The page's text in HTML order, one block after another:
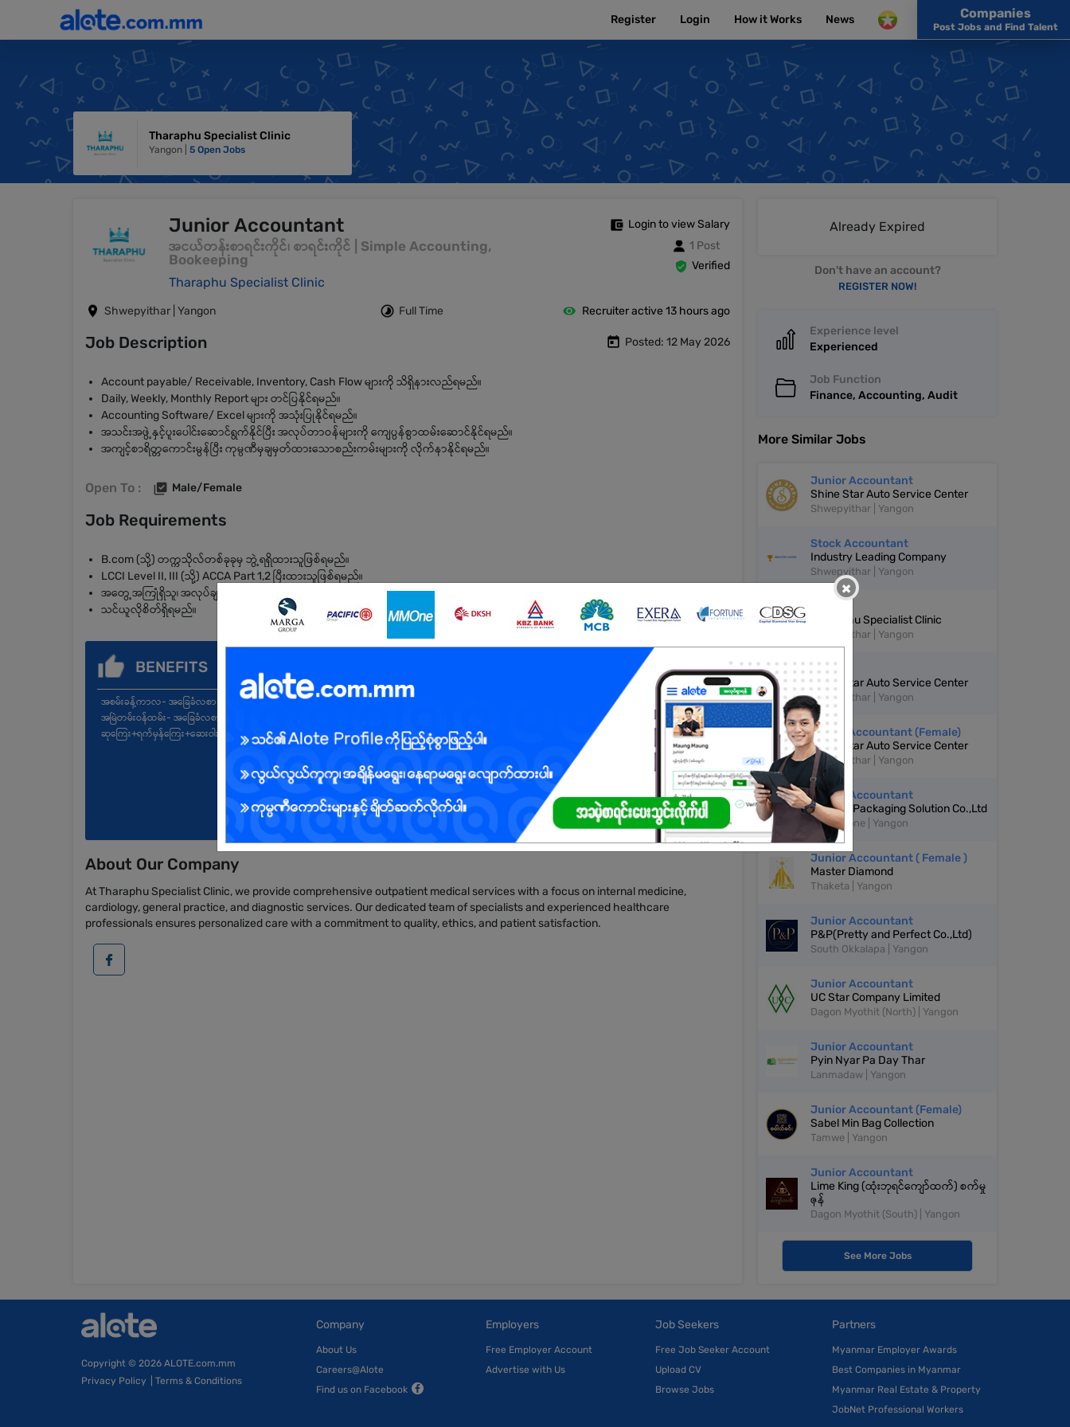
Register Login How it Works News Companies
Post Jobs and Find Talent
Tharaphu Specialist Clinic
Yangon | 5 Open Jobs
Junior Accountant
အငယ်တန်းစာရင်းကိုင်၊ စာရင်းကိုင် | Simple Accounting,
Bookeeping
Tharaphu Specialist Clinic
Login to view Salary
1 Post
Verified
Shwepyithar | Yangon Full Time Recruiter active 13 hours ago
Job Description Posted: 12 May 2026
Account payable/ Receivable, Inventory, Cash Flow များကို သိရှိနားလည်ရမည်။
Daily, Weekly, Monthly Report များ တင်ပြနိုင်ရမည်။
Accounting Software/ Excel များကို အသုံးပြုနိုင်ရမည်။
အသင်းအဖွဲ့နှင့်ပူးပေါင်းဆောင်ရွက်နိုင်ပြီး အလုပ်တာဝန်များကို ကျေပွန်စွာထမ်းဆောင်နိုင်ရမည်။
အကျင့်စာရိတ္တကောင်းမွန်ပြီး ကုမ္ပဏီမှချမှတ်ထားသောစည်းကမ်းများကို လိုက်နာနိုင်ရမည်။
Open To : Male/Female
Job Requirements
B.com (သို့) တက္ကသိုလ်တစ်ခုခုမှ ဘွဲ့ရရှိထားသူဖြစ်ရမည်။
LCCI Level II, III (သို့) ACCA Part 1,2 ပြီးထားသူဖြစ်ရမည်။
အတွေ့အကြုံရှိသူ၊ အလုပ်ချက်ချင်းဝင်နိုင်သူ ဦးစားပေးမည်။
သင်ယူလိုစိတ်ရှိရမည်။
BENEFITS
အစမ်းခန့်ကာလ- အခြေခံလစာ+အချိန်ပိုကြေး
အမြဲတမ်းဝန်ထမ်း- အခြေခံလစာ+အချိန်ပိုကြေး+ထူးချွန်
ဆုကြေး+ရက်မှန်ကြေး+ဆေးဝါးကုသမှုခံစားခွင့်
About Our Company
At Tharaphu Specialist Clinic, we provide comprehensive outpatient medical services with a focus on internal medicine,
cardiology, general practice, and diagnostic services. Our dedicated team of specialists and experienced healthcare
professionals ensures personalized care with a commitment to quality, ethics, and patient satisfaction.
Already Expired
Don't have an account?
REGISTER NOW!
Experience level
Experienced
Job Function
Finance, Accounting, Audit
More Similar Jobs
Junior Accountant
Shine Star Auto Service Center
Shwepyithar | Yangon
Stock Accountant
Industry Leading Company
Shwepyithar | Yangon
Tharaphu Specialist Clinic
Shwepyithar | Yangon
Cashier
Shine Star Auto Service Center
Shwepyithar | Yangon
Senior Accountant (Female)
Shine Star Auto Service Center
Shwepyithar | Yangon
Junior Accountant
Alliance Packaging Solution Co.,Ltd
Mayangone | Yangon
Junior Accountant ( Female )
Master Diamond
Thaketa | Yangon
Junior Accountant
P&P(Pretty and Perfect Co.,Ltd)
South Okkalapa | Yangon
Junior Accountant
UC Star Company Limited
Dagon Myothit (North) | Yangon
Junior Accountant
Pyin Nyar Pa Day Thar
Lanmadaw | Yangon
Junior Accountant (Female)
Sabel Min Bag Collection
Tamwe | Yangon
Junior Accountant
Lime King (ထုံးဘုရင်ကျော်ထက်) စက်မှု
ဇုန်
Dagon Myothit (South) | Yangon
See More Jobs
×
Copyright © 2026 ALOTE.com.mm
Privacy Policy
Terms & Conditions
Company
About Us
Careers@Alote
Find us on Facebook
Employers
Free Employer Account
Advertise with Us
Job Seekers
Free Job Seeker Account
Upload CV
Browse Jobs
Partners
Myanmar Employer Awards
Best Companies in Myanmar
Myanmar Real Estate & Property
JobNet Professional Workers